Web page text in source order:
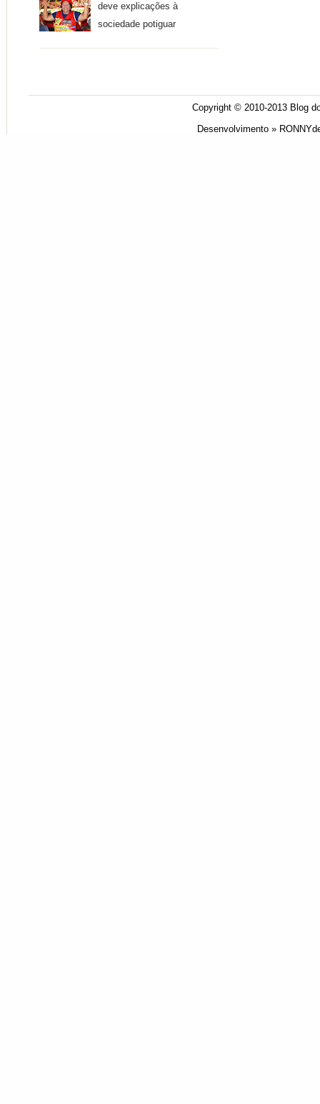
deve explicações à
sociedade potiguar
Copyright © 2010-2013 Blog
Desenvolvimento »